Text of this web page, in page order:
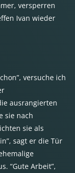
versperren
Ivan wieder
versuche ich
ausrangierten
sie nach
sie als
sagt er die Tür
“Gute Arbeit”,